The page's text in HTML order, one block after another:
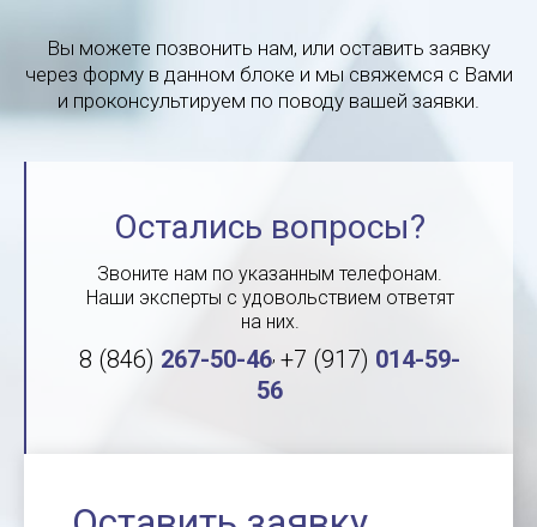
Вы можете позвонить нам, или оставить заявку
через форму в данном блоке и мы свяжемся с Вами
и проконсультируем по поводу вашей заявки.
Остались вопросы?
Звоните нам по указанным телефонам.
Наши эксперты с удовольствием ответят
на них.
8 (846) 267-50-46, +7 (917) 014-59-
56